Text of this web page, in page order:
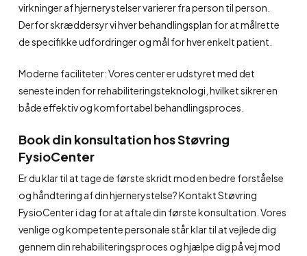
virkninger af hjernerystelser varierer fra person til person.
Derfor skræddersyr vi hver behandlingsplan for at målrette
de specifikke udfordringer og mål for hver enkelt patient.
Moderne faciliteter: Vores center er udstyret med det
seneste inden for rehabiliteringsteknologi, hvilket sikrer en
både effektiv og komfortabel behandlingsproces.
Book din konsultation hos Støvring
FysioCenter
Er du klar til at tage de første skridt mod en bedre forståelse
og håndtering af din hjernerystelse? Kontakt Støvring
FysioCenter i dag for at aftale din første konsultation. Vores
venlige og kompetente personale står klar til at vejlede dig
gennem din rehabiliteringsproces og hjælpe dig på vej mod